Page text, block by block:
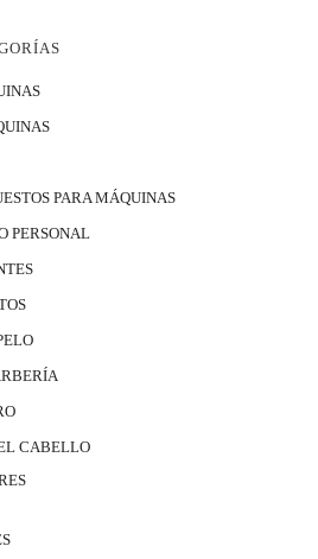
PARA MÁQUINAS
PERSONAL
CABELLO